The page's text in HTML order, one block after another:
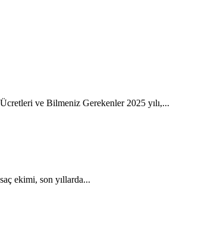
ve Bilmeniz Gerekenler 2025 yılı,...
ekimi, son yıllarda...